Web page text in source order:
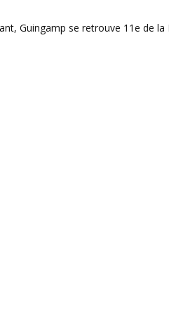
Guingamp se retrouve 11e de la